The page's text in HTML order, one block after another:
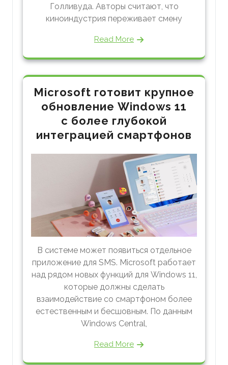
Голливуда. Авторы считают, что
киноиндустрия переживает смену
Read More
Microsoft готовит крупное
обновление Windows 11
с более глубокой
интеграцией смартфонов
В системе может появиться отдельное
приложение для SMS. Microsoft работает
над рядом новых функций для Windows 11,
которые должны сделать
взаимодействие со смартфоном более
естественным и бесшовным. По данным
Windows Central,
Read More